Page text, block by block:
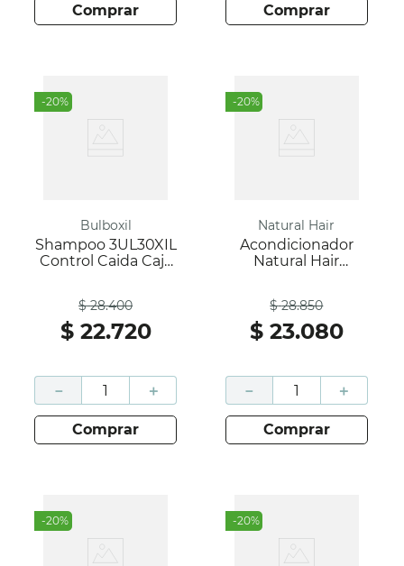
comprar comprar
-20%
Bulboxil
Shampoo 3UL30XIL
Control Caida Caja
$ 28.400
$ 22.720
＋
－
comprar
-20%
Natural Hair
Acondicionador
Natural Hair
1000Ml; Natural
Hair
$ 28.850
$ 23.080
＋
－
comprar
-20% -20%